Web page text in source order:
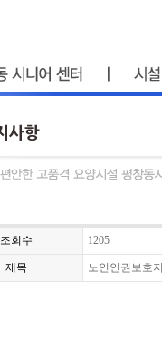
조회수 1205
제목 노인인권보호